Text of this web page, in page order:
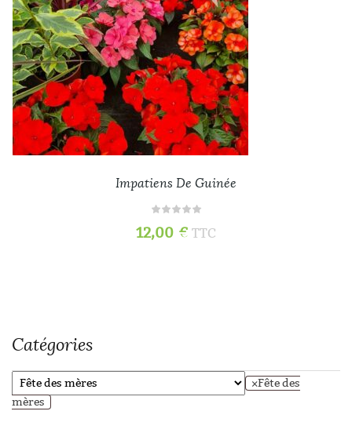
Impatiens De Guinée
12,00 € TTC
Catégories
×Fête des
mères